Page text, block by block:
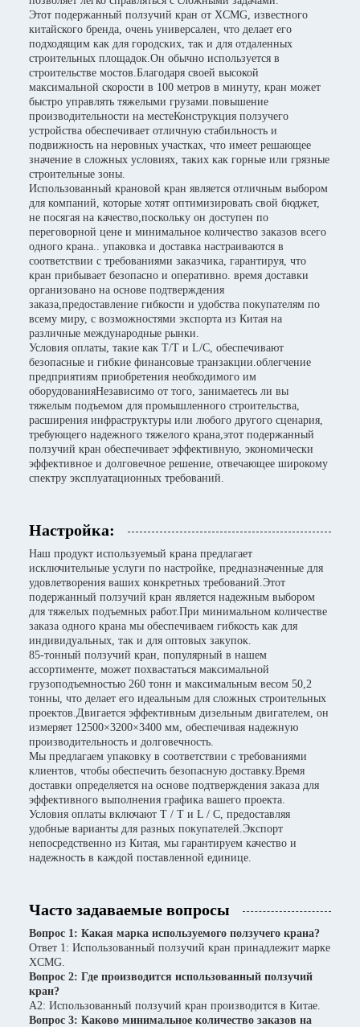
Этот подержанный ползучий кран от XCMG, известного
китайского бренда, очень универсален, что делает его
подходящим как для городских, так и для отдаленных
строительных площадок.Он обычно используется в
строительстве мостов.Благодаря своей высокой
максимальной скорости в 100 метров в минуту, кран может
быстро управлять тяжелыми грузами.повышение
производительности на местеКонструкция ползучего
устройства обеспечивает отличную стабильность и
подвижность на неровных участках, что имеет решающее
значение в сложных условиях, таких как горные или грязные
строительные зоны.
Использованный крановой кран является отличным выбором
для компаний, которые хотят оптимизировать свой бюджет,
не посягая на качество,поскольку он доступен по
переговорной цене и минимальное количество заказов всего
одного крана.. упаковка и доставка настраиваются в
соответствии с требованиями заказчика, гарантируя, что
кран прибывает безопасно и оперативно. время доставки
организовано на основе подтверждения
заказа,предоставление гибкости и удобства покупателям по
всему миру, с возможностями экспорта из Китая на
различные международные рынки.
Условия оплаты, такие как T/T и L/C, обеспечивают
безопасные и гибкие финансовые транзакции.облегчение
предприятиям приобретения необходимого им
оборудованияНезависимо от того, занимаетесь ли вы
тяжелым подъемом для промышленного строительства,
расширения инфраструктуры или любого другого сценария,
требующего надежного тяжелого крана,этот подержанный
ползучий кран обеспечивает эффективную, экономически
эффективное и долговечное решение, отвечающее широкому
спектру эксплуатационных требований.
Настройка:
Наш продукт используемый крана предлагает
исключительные услуги по настройке, предназначенные для
удовлетворения ваших конкретных требований.Этот
подержанный ползучий кран является надежным выбором
для тяжелых подъемных работ.При минимальном количестве
заказа одного крана мы обеспечиваем гибкость как для
индивидуальных, так и для оптовых закупок.
85-тонный ползучий кран, популярный в нашем
ассортименте, может похвастаться максимальной
грузоподъемностью 260 тонн и максимальным весом 50,2
тонны, что делает его идеальным для сложных строительных
проектов.Двигается эффективным дизельным двигателем, он
измеряет 12500×3200×3400 мм, обеспечивая надежную
производительность и долговечность.
Мы предлагаем упаковку в соответствии с требованиями
клиентов, чтобы обеспечить безопасную доставку.Время
доставки определяется на основе подтверждения заказа для
эффективного выполнения графика вашего проекта.
Условия оплаты включают T / T и L / C, предоставляя
удобные варианты для разных покупателей.Экспорт
непосредственно из Китая, мы гарантируем качество и
надежность в каждой поставленной единице.
Часто задаваемые вопросы
Вопрос 1: Какая марка используемого ползучего крана?
Ответ 1: Использованный ползучий кран принадлежит марке
XCMG.
Вопрос 2: Где производится использованный ползучий
кран?
A2: Использованный ползучий кран производится в Китае.
Вопрос 3: Каково минимальное количество заказов на